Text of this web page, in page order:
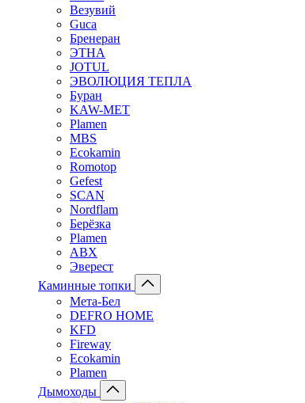
Везувий
Guca
Бренеран
ЭТНА
JOTUL
ЭВОЛЮЦИЯ ТЕПЛА
Буран
KAW-MET
Plamen
MBS
Ecokamin
Romotop
Gefest
SCAN
Nordflam
Берёзка
Plamen
ABX
Эверест
Каминные топки
Мета-Бел
DEFRO HOME
KFD
Fireway
Ecokamin
Plamen
Дымоходы